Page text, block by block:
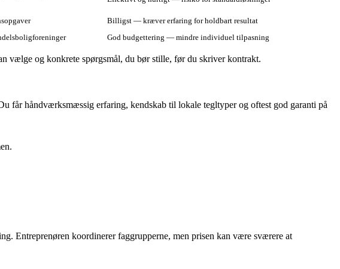
Billigst — kræver erfaring for holdbart resultat
God budgettering — mindre individuel tilpasning
vælge og konkrete spørgsmål, du bør stille, før du skriver kontrakt.
får håndværksmæssig erfaring, kendskab til lokale tegltyper og oftest god garanti på
Entreprenøren koordinerer faggrupperne, men prisen kan være sværere at